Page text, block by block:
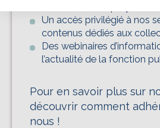
ACTIVER LE MODE
ANNULER
Un accès privilégié à nos
contenus dédiés aux
Des webinaires
l’actualité de la fonction
Pour en savoir plus sur
découvrir comment
nous !